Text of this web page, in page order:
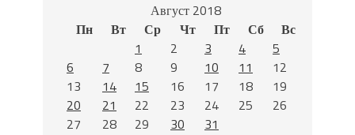
Август 2018
Пн
Вт Ср Чт Пт Сб
Вс
1
2 3 4
5
6
7 8 9 10 11
12
13
14 15 16 17 18
19
20
21 22 23 24 25
26
27
28 29 30
31